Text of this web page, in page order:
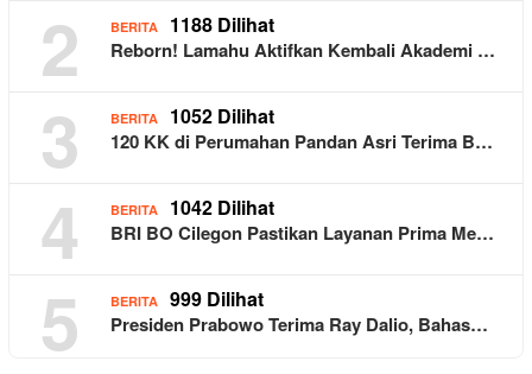
2 BERITA 1188 Dilihat
Reborn! Lamahu Aktifkan Kembali Akademi …
3 BERITA 1052 Dilihat
120 KK di Perumahan Pandan Asri Terima B…
4 BERITA 1042 Dilihat
BRI BO Cilegon Pastikan Layanan Prima Me…
5 BERITA 999 Dilihat
Presiden Prabowo Terima Ray Dalio, Bahas…